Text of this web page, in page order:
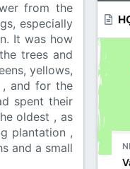
from the
especially
It was how
trees and
yellows,
, and for the
spent their
oldest , as
plantation ,
and a small